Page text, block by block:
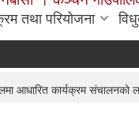
तथा परियोजना
आधारित कार्यक्रम संचालनको